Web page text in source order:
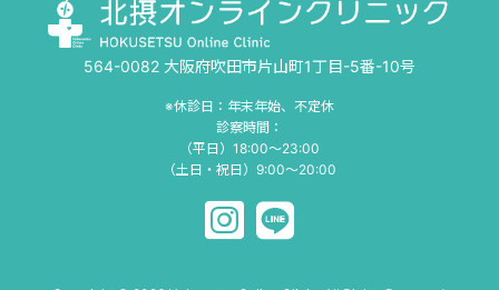
564-0082 大阪府吹田市片山町1丁目-5番-10号
※休診日：年末年始、不定休
診察時間：
（平日）18:00〜23:00
（土日・祝日）9:00〜20:00